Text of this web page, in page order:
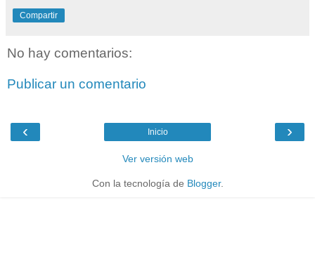
Compartir
No hay comentarios:
Publicar un comentario
‹ ›
Inicio
Ver versión web
Con la tecnología de Blogger.